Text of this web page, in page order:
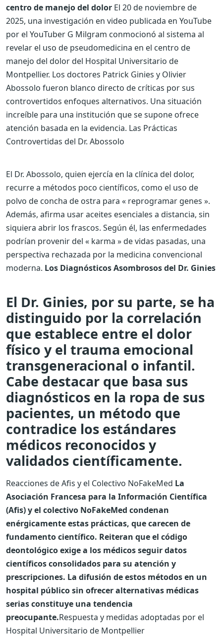
centro de manejo del dolor El 20 de noviembre de
2025, una investigación en video publicada en YouTube
por el YouTuber G Milgram conmocionó al sistema al
revelar el uso de pseudomedicina en el centro de
manejo del dolor del Hospital Universitario de
Montpellier. Los doctores Patrick Ginies y Olivier
Abossolo fueron blanco directo de críticas por sus
controvertidos enfoques alternativos. Una situación
increíble para una institución que se supone ofrece
atención basada en la evidencia. Las Prácticas
Controvertidas del Dr. Abossolo
El Dr. Abossolo, quien ejercía en la clínica del dolor,
recurre a métodos poco científicos, como el uso de
polvo de concha de ostra para « reprogramar genes ».
Además, afirma usar aceites esenciales a distancia, sin
siquiera abrir los frascos. Según él, las enfermedades
podrían provenir del « karma » de vidas pasadas, una
perspectiva rechazada por la medicina convencional
moderna. Los Diagnósticos Asombrosos del Dr. Ginies
El Dr. Ginies, por su parte, se ha
distinguido por la correlación
que establece entre el dolor
físico y el trauma emocional
transgeneracional o infantil.
Cabe destacar que basa sus
diagnósticos en la ropa de sus
pacientes, un método que
contradice los estándares
médicos reconocidos y
validados científicamente.
Reacciones de Afis y el Colectivo NoFakeMed La
Asociación Francesa para la Información Científica
(Afis) y el colectivo NoFakeMed condenan
enérgicamente estas prácticas, que carecen de
fundamento científico. Reiteran que el código
deontológico exige a los médicos seguir datos
científicos consolidados para su atención y
prescripciones. La difusión de estos métodos en un
hospital público sin ofrecer alternativas médicas
serias constituye una tendencia
preocupante.Respuesta y medidas adoptadas por el
Hospital Universitario de Montpellier